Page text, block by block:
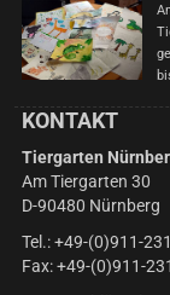
KONTAKT
Tiergarten
Am Tiergarten 30
D-90480 Nürnberg
Tel.: +49-(0)911-
Fax: +49-(0)911-